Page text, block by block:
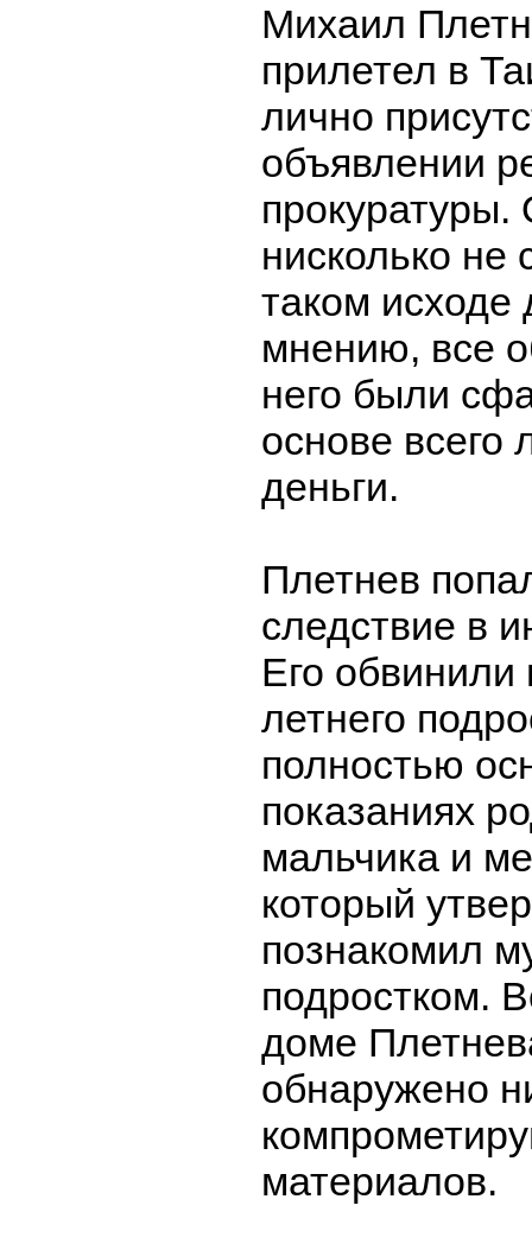
Михаил
прилетел в
лично
объявлении
прокуратуры.
нисколько не
таком исходе
мнению, все
него были
основе
деньги.
Плетнев
следствие в
Его обвинили
летнего
полностью
показаниях
мальчика и
который
познакомил
подростком.
доме
обнаружено
материалов.